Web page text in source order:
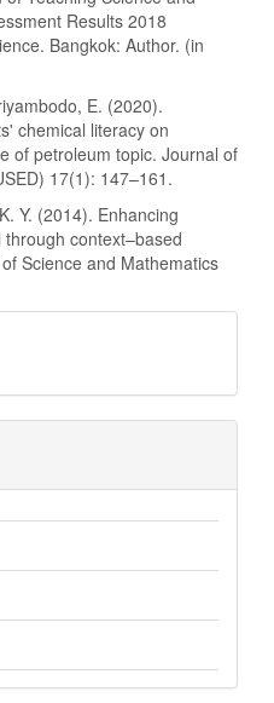
Results 2018
Bangkok: Author. (in
E. (2020).
chemical literacy on
of petroleum topic. Journal of
17(1): 147–161.
Y. (2014). Enhancing
through context–based
Science and Mathematics